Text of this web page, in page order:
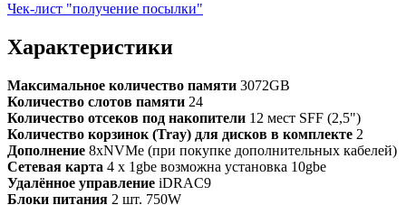
Чек-лист "получение посылки"
Характеристики
Максимальное количество памяти 3072GB
Количество слотов памяти 24
Количество отсеков под накопители 12 мест SFF (2,5")
Количество корзинок (Tray) для дисков в комплекте 2
Дополнение 8xNVMe (при покупке дополнительных кабелей)
Сетевая карта 4 x 1gbe возможна установка 10gbe
Удалённое управление iDRAC9
Блоки питания 2 шт. 750W